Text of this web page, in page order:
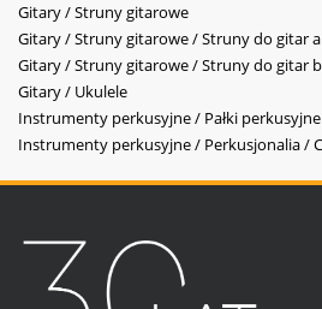
Gitary / Struny gitarowe
Gitary / Struny gitarowe / Struny do gitar
Gitary / Struny gitarowe / Struny do gitar
Gitary / Ukulele
Instrumenty perkusyjne / Pałki
Instrumenty perkusyjne / Perkusjonalia /